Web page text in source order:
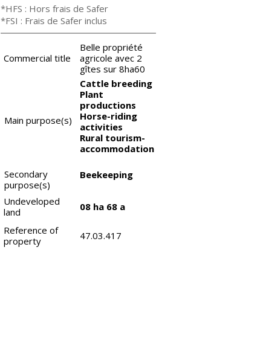
*HFS : Hors frais de Safer
*FSI : Frais de Safer inclus
Commercial title
Belle propriété
agricole avec 2
gîtes sur 8ha60
Main purpose(s)
Cattle breeding
Plant
productions
Horse-riding
activities
Rural tourism-
accommodation
Secondary
purpose(s)
Beekeeping
Undeveloped
land
08 ha 68 a
Reference of
property
47.03.417